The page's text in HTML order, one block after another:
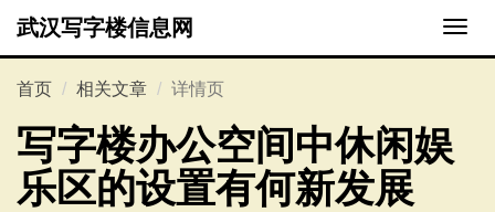
切
换
武汉写字楼信息网
首页 相关文章 详情页
写字楼办公空间中休闲娱
乐区的设置有何新发展